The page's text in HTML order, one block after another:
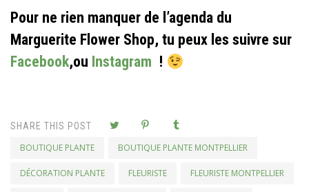
Pour ne rien manquer de l’agenda du
Marguerite Flower Shop, tu peux les suivre sur
Facebook,ou Instagram !
SHARE THIS POST
BOUTIQUE PLANTE BOUTIQUE PLANTE MONTPELLIER
DÉCORATION PLANTE FLEURISTE FLEURISTE MONTPELLIER